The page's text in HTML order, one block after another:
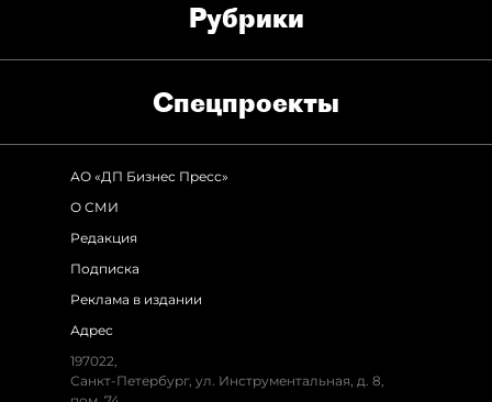
Рубрики
Спец­проекты
АО «ДП Бизнес Пресс»
О СМИ
Редакция
Подписка
Реклама в издании
Адрес
197022,
Санкт-Петербург, ул. Инструментальная, д. 8,